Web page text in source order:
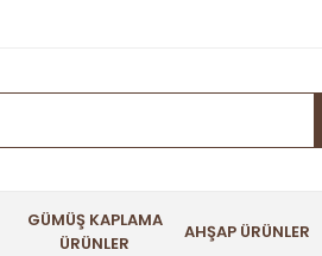
GÜMÜŞ KAPLAMA
ÜRÜNLER
AHŞAP ÜRÜNLER